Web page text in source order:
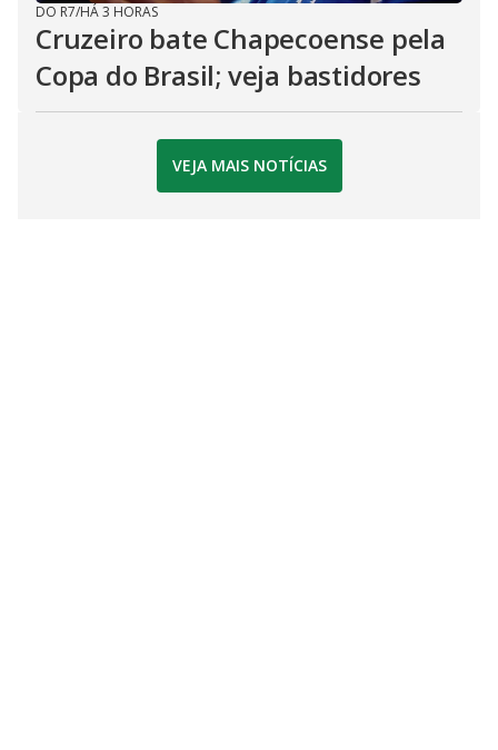
DO R7/HÁ 3 HORAS
Cruzeiro bate Chapecoense pela
Copa do Brasil; veja bastidores
VEJA MAIS NOTÍCIAS